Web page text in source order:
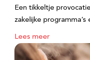
Een tikkeltje
zakelijke
Lees meer